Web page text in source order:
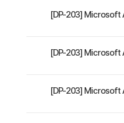
- CREATE
- 파이프라
이 과정에서는 Azure
[DP-203] Microsoft
Microsoft Azure의 데이
[DP-203] Microsoft
4일 과정입니다. 상세 일
[DP-203] Microsoft